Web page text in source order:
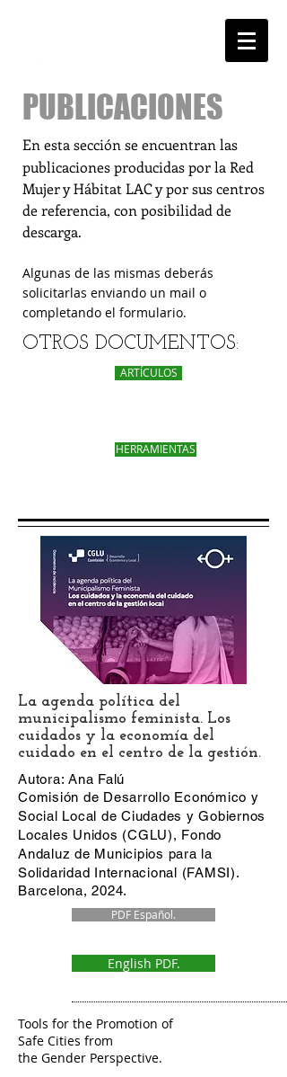
PUBLICACIONES
En esta sección se encuentran las
publicaciones producidas por la Red
Mujer y Hábitat LAC y por sus centros
de referencia, con posibilidad de
descarga.
Algunas de las mismas deberás
solicitarlas enviando un mail o
completando el formulario.
OTROS DOCUMENTOS:
ARTÍCULOS
HERRAMIENTAS
La agenda política del
municipalismo feminista. Los
cuidados y la economía del
cuidado en el centro de la gestión.
Autora: Ana Falú
Comisión de Desarrollo Económico y
Social Local de Ciudades y Gobiernos
Locales Unidos (CGLU), Fondo
Andaluz de Municipios para la
Solidaridad Internacional (FAMSI).
Barcelona, 2024.
PDF Español.
English PDF.
Tools for the Promotion of
Safe Cities from
the Gender Perspective.